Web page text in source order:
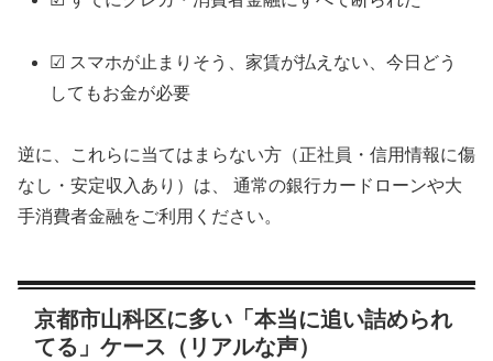
☑ スマホが止まりそう、家賃が払えない、今日どう
してもお金が必要
逆に、これらに当てはまらない方（正社員・信用情報に傷
なし・安定収入あり）は、 通常の銀行カードローンや大
手消費者金融をご利用ください。
京都市山科区に多い「本当に追い詰められ
てる」ケース（リアルな声）